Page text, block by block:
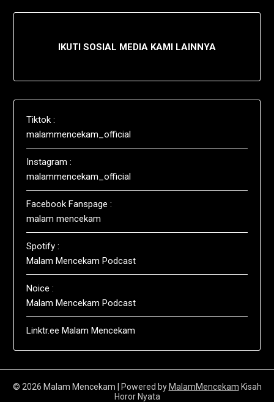
IKUTI SOSIAL MEDIA KAMI LAINNYA
Tiktok :
malammencekam_official
Instagram :
malammencekam_official
Facebook Fanspage :
malam mencekam
Spotify :
Malam Mencekam Podcast
Noice :
Malam Mencekam Podcast
Linktr.ee Malam Mencekam
© 2026 Malam Mencekam | Powered by MalamMencekam Kisah
Horor Nyata